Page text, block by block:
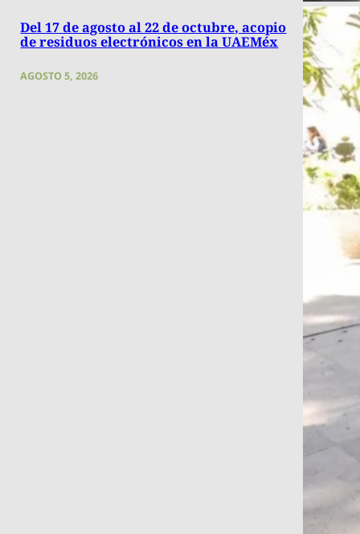
Del 17 de agosto al 22 de octubre, acopio
de residuos electrónicos en la UAEMéx
AGOSTO 5, 2026